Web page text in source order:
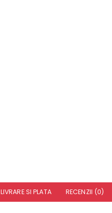
LIVRARE SI PLATA RECENZII (0)